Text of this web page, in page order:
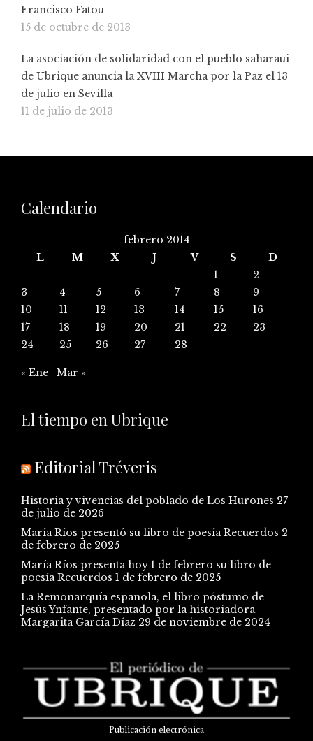
Francisco Fatou
15 de octubre de 2013
La asociación de solidaridad con el pueblo saharaui
de Ubrique anuncia la XVIII Marcha por la Paz el 13
de julio en Sevilla
11 de julio de 2013
Calendario
febrero 2014
L
M X J V S
D
1
2
3
4 5 6 7 8
9
10
11 12 13 14 15
16
17
18 19 20 21 22
23
24
25 26 27 28
« Ene Mar »
El tiempo en Ubrique
Editorial Tréveris
Historia y vivencias del poblado de Los Hurones 27
de julio de 2026
María Ríos presentó su libro de poesía Recuerdos 2
de febrero de 2025
María Ríos presenta hoy 1 de febrero su libro de
poesía Recuerdos 1 de febrero de 2025
La Remonarquía española, el libro póstumo de
Jesús Ynfante, presentado por la historiadora
Margarita García Díaz 29 de noviembre de 2024
Publicación electrónica